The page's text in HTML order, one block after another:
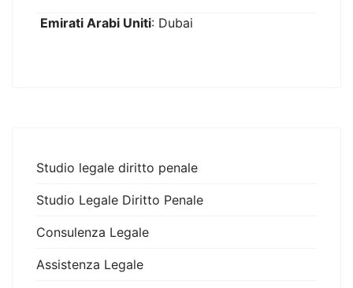
Emirati Arabi Uniti: Dubai
Studio legale diritto penale
Studio Legale Diritto Penale
Consulenza Legale
Assistenza Legale